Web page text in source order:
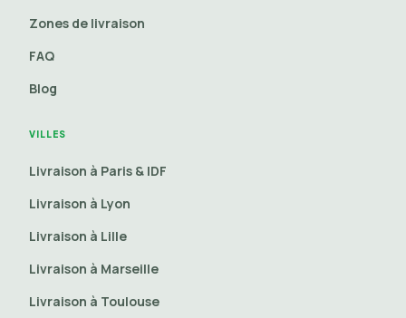
Zones de livraison
FAQ
Blog
VILLES
Livraison à Paris & IDF
Livraison à Lyon
Livraison à Lille
Livraison à Marseille
Livraison à Toulouse